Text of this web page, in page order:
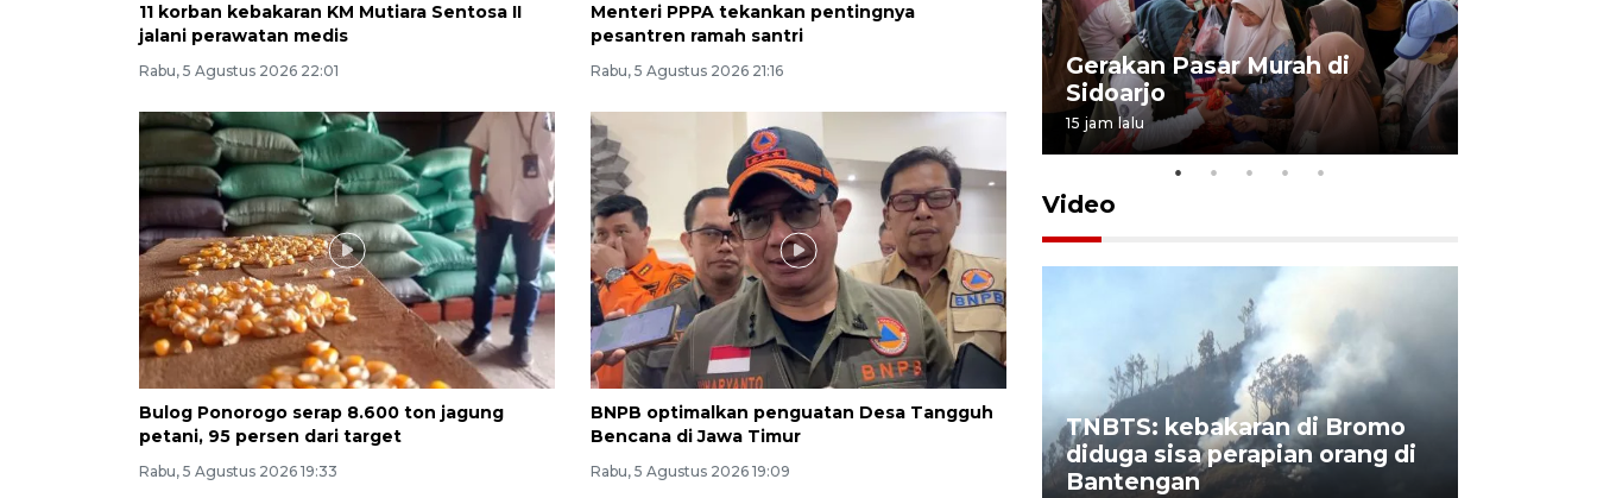
11 korban kebakaran KM Mutiara Sentosa II
jalani perawatan medis
Rabu, 5 Agustus 2026 22:01
Menteri PPPA tekankan pentingnya
pesantren ramah santri
Rabu, 5 Agustus 2026 21:16
Bulog Ponorogo serap 8.600 ton jagung
petani, 95 persen dari target
Rabu, 5 Agustus 2026 19:33
BNPB optimalkan penguatan Desa Tangguh
Bencana di Jawa Timur
Rabu, 5 Agustus 2026 19:09
Persebaya juara Piala
Gerakan Pasar Murah di
Sidoarjo
15 jam lalu
Video
BPBD Jatim kerahkan "Drone
kebakaran Bromo
TNBTS: kebakaran di Bromo
diduga sisa perapian orang di
Bantengan